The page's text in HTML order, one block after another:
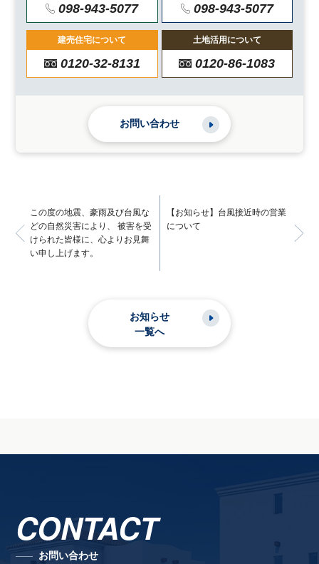
098-943-5077 098-943-5077
建売住宅について
0120-32-8131
土地活用について
0120-86-1083
お問い合わせ
この度の地震、豪雨及び台風な
どの自然災害により、 被害を受
けられた皆様に、心よりお見舞
い申し上げます。
【お知らせ】台風接近時の営業
について
お知らせ
一覧へ
CONTACT
お問い合わせ